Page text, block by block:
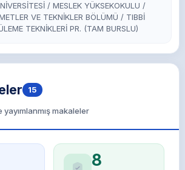
15
makaleler
8
/ MESLEK YÜKSEKOKULU /
VE TEKNİKLER BÖLÜMÜ / TIBBİ
TEKNİKLERİ PR. (TAM BURSLU)